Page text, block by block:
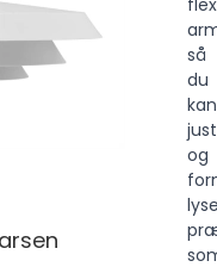
flex
så
du
kan
og